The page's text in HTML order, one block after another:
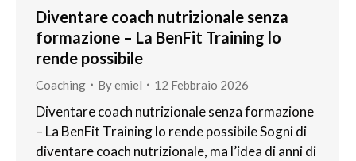
Diventare coach nutrizionale senza
formazione – La BenFit Training lo
rende possibile
Coaching Byemiel 12 Febbraio 2026
Diventare coach nutrizionale senza formazione
– La BenFit Training lo rende possibile Sogni di
diventare coach nutrizionale, ma l’idea di anni di